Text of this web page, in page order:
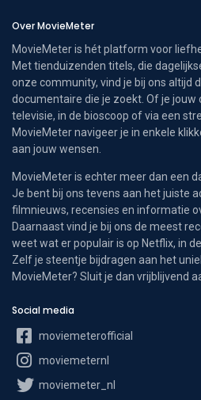
Over MovieMeter
MovieMeter is hét platform voor
Met tienduizenden titels, die
onze community, vind je bij ons altijd
documentaire die je zoekt. Of je jouw
televisie, in de bioscoop of via een
MovieMeter navigeer je in enkele
aan jouw wensen.
MovieMeter is echter meer dan een
Je bent bij ons tevens aan het juiste
filmnieuws, recensies en informatie
Daarnaast vind je bij ons de meest
weet wat er populair is op Netflix, in
Zelf je steentje bijdragen aan het
MovieMeter? Sluit je dan vrijblijvend
Social media
moviemeterofficial
moviemeternl
moviemeter_nl